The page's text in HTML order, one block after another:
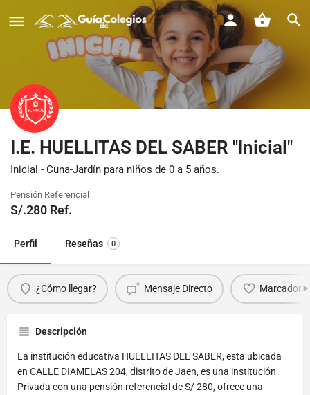
I.E. HUELLITAS DEL SABER "Inicial"
Inicial - Cuna-Jardín para niños de 0 a 5 años.
Pensión Referencial
S/.280 Ref.
Perfil Reseñas 0
¿Cómo llegar? Mensaje Directo Marcador
Descripción
La institución educativa HUELLITAS DEL SABER, esta ubicada
en CALLE DIAMELAS 204, distrito de Jaen, es una institución
Privada con una pensión referencial de S/ 280, ofrece una